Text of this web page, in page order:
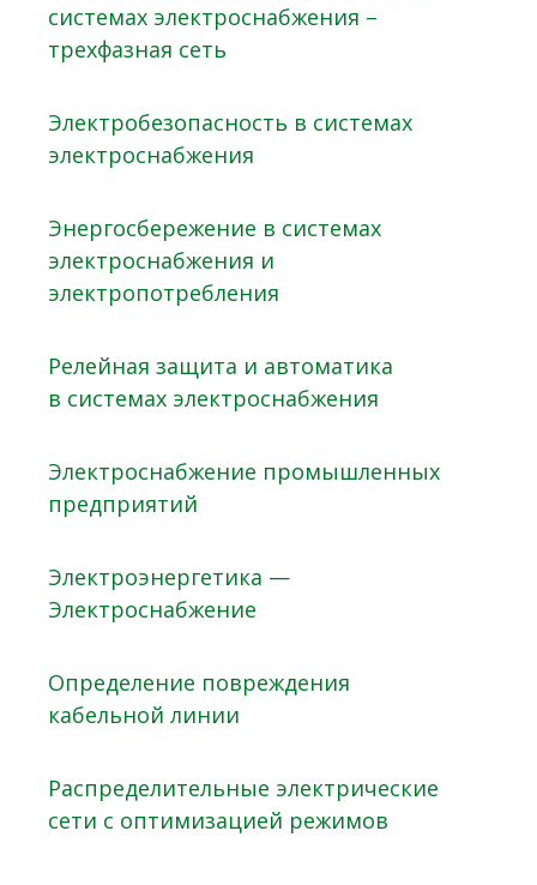
системах электроснабжения –
трехфазная сеть
Электробезопасность в системах
электроснабжения
Энергосбережение в системах
электроснабжения и
электропотребления
Релейная защита и автоматика
в системах электроснабжения
Электроснабжение промышленных
предприятий
Электроэнергетика —
Электроснабжение
Определение повреждения
кабельной линии
Распределительные электрические
сети с оптимизацией режимов